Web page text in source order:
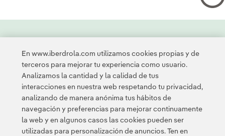
Transparencia en el uso de la IA Política de cookies
Configuración de cookies Accesibilidad Canal de denuncias
© 2026 Iberdrola, S.A. Reservados todos los derechos.
En www.iberdrola.com utilizamos cookies propias y de
terceros para mejorar tu experiencia como usuario.
Analizamos la cantidad y la calidad de tus
interacciones en nuestra web respetando tu privacidad,
analizando de manera anónima tus hábitos de
navegación y preferencias para mejorar continuamente
la web y en algunos casos las cookies pueden ser
utilizadas para personalización de anuncios. Ten en